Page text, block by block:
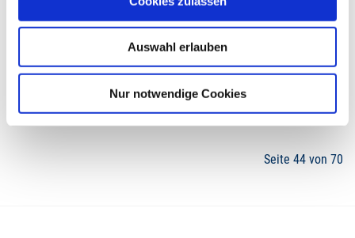
Auswahl erlauben
Nur notwendige Cookies
41 42 43 44 45 46 47
Seite 44 von 70